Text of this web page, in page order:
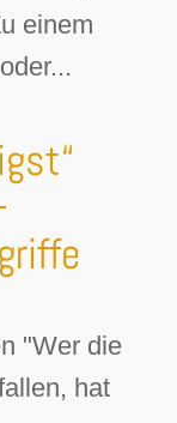
einem
"Wer die
hat